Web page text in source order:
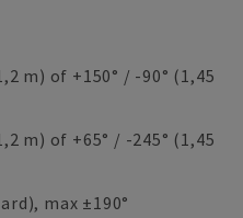
m) of +150° / -90° (1,45
m) of +65° / -245° (1,45
max ±190°